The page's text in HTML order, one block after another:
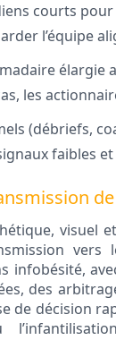
courts
l’équipe
élargie
les
(débriefs,
faibles
visuel
vers
infobésité,
des
de décision